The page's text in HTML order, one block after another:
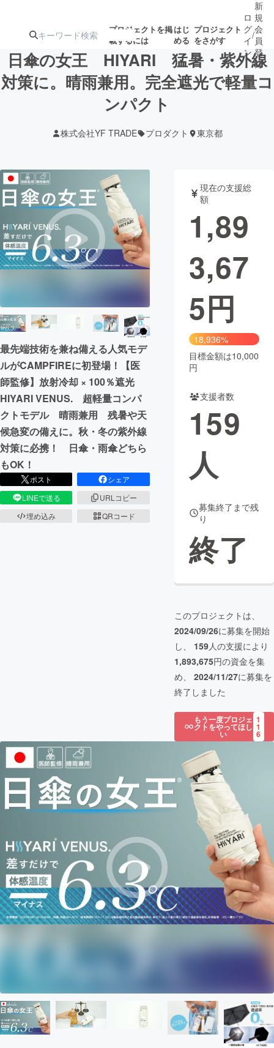
プロジェクトを掲
載するには
はじ
める
プロジェクト
をさがす
注目の新着プロ募集終了が近いプ
テクノロジー・ガジェット
映像・映画 書籍・雑誌
ビジネス・起業 チャレンジ
CAMPFIRE for Social Good CAMPFIRE Creation
CAMPFIREふるさと納税machi-ya コミュニティ
ロ
グ
イ
ン
/
新
規
会
員
登
録
日傘の女王 HIYARI 猛暑・紫外線
対策に。晴雨兼用。完全遮光で軽量コ
ンパクト
株式会社YF TRADE プロダクト 東京都
最先端技術を兼ね備える人気モデ
ルがCAMPFIREに初登場！【医
師監修】放射冷却 × 100％遮光
HIYARI VENUS. 超軽量コンパ
クトモデル 晴雨兼用 残暑や天
候急変の備えに。秋・冬の紫外線
対策に必携！ 日傘・雨傘どちら
もOK！
ポスト
シェア
LINEで送る
URLコピー
埋め込み
QRコード
現在の支援総
額
1,89
3,67
5円
18,936%
目標金額は10,000
円
支援者数
159
人
募集終了まで残
り
終了
このプロジェクトは、
2024/09/26に募集を開始
し、 159人の支援により
1,893,675円の資金を集
め、 2024/11/27に募集を
終了しました
もう一度プロジェ
クトをやってほし
い
1
1
6